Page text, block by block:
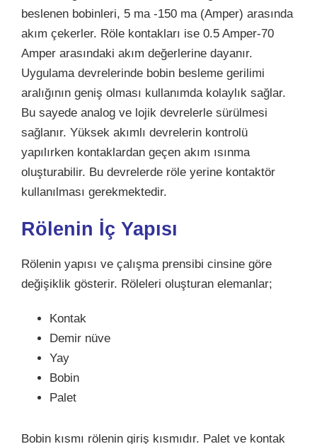
beslenen bobinleri, 5 ma -150 ma (Amper) arasında
akım çekerler. Röle kontakları ise 0.5 Amper-70
Amper arasındaki akım değerlerine dayanır.
Uygulama devrelerinde bobin besleme gerilimi
aralığının geniş olması kullanımda kolaylık sağlar.
Bu sayede analog ve lojik devrelerle sürülmesi
sağlanır. Yüksek akımlı devrelerin kontrolü
yapılırken kontaklardan geçen akım ısınma
oluşturabilir. Bu devrelerde röle yerine kontaktör
kullanılması gerekmektedir.
Rölenin İç Yapısı
Rölenin yapısı ve çalışma prensibi cinsine göre
değişiklik gösterir. Röleleri oluşturan elemanlar;
Kontak
Demir nüve
Yay
Bobin
Palet
Bobin kısmı rölenin giriş kısmıdır. Palet ve kontak